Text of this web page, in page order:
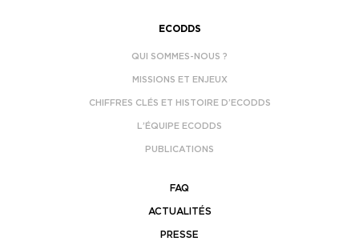
ECODDS
QUI SOMMES-NOUS ?
MISSIONS ET ENJEUX
CHIFFRES CLÉS ET HISTOIRE D’ECODDS
L’ÉQUIPE ECODDS
PUBLICATIONS
FAQ
ACTUALITÉS
PRESSE